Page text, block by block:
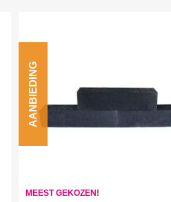
MEEST GEKOZEN!
AANBIEDING